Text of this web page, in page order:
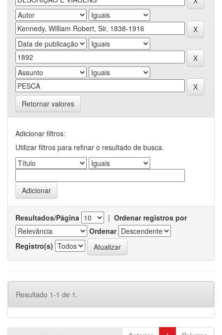
Retornar valores
Adicionar filtros:
Utilizar filtros para refinar o resultado de busca.
Resultados/Página | Ordenar registros por
Ordenar
Registro(s)
Resultado 1-1 de 1.